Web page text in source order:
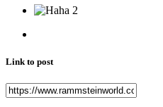
2
Link to post